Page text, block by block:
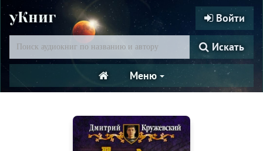
уКниг Войти
Искать
Меню